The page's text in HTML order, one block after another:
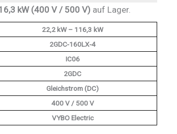
kW (400 V / 500 V) auf Lager.
22,2 kW – 116,3 kW
2GDC-160LX-4
IC06
2GDC
Gleichstrom (DC)
400 V / 500 V
VYBO Electric